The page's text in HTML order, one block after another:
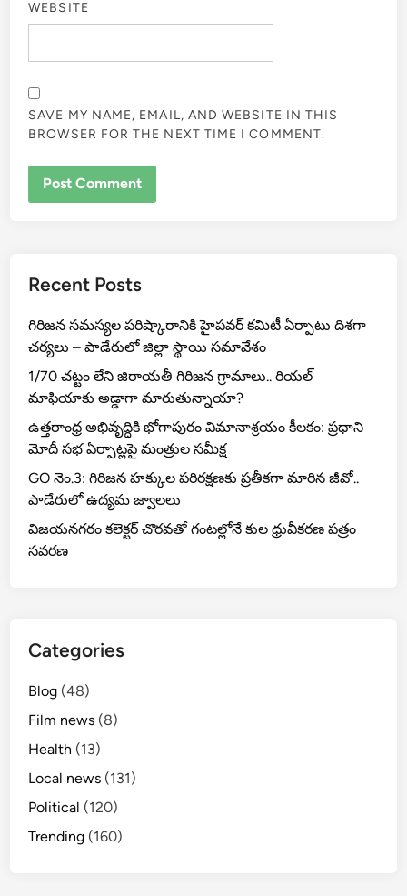
WEBSITE
SAVE MY NAME, EMAIL, AND WEBSITE IN THIS
BROWSER FOR THE NEXT TIME I COMMENT.
Recent Posts
గిరిజన సమస్యల పరిష్కారానికి హైపవర్ కమిటీ ఏర్పాటు దిశగా
చర్యలు – పాడేరులో జిల్లా స్థాయి సమావేశం
1/70 చట్టం లేని జిరాయతీ గిరిజన గ్రామాలు.. రియల్
మాఫియాకు అడ్డాగా మారుతున్నాయా?
ఉత్తరాంధ్ర అభివృద్ధికి భోగాపురం విమానాశ్రయం కీలకం: ప్రధాని
మోదీ సభ ఏర్పాట్లపై మంత్రుల సమీక్ష
GO నెం.3: గిరిజన హక్కుల పరిరక్షణకు ప్రతీకగా మారిన జీవో..
పాడేరులో ఉద్యమ జ్వాలలు
విజయనగరం కలెక్టర్ చొరవతో గంటల్లోనే కుల ధ్రువీకరణ పత్రం
సవరణ
Categories
Blog (48)
Film news (8)
Health (13)
Local news (131)
Political (120)
Trending (160)